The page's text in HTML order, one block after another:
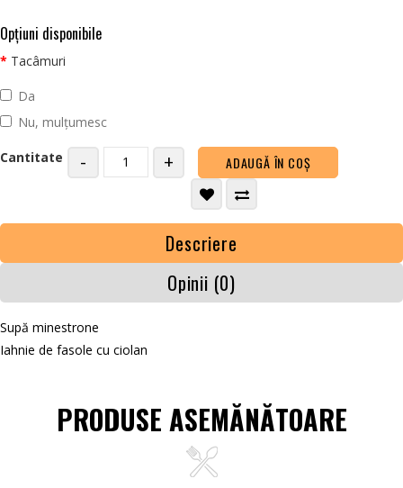
Opţiuni disponibile
Tacâmuri
Da
Nu, mulțumesc
Cantitate - + ADAUGĂ ÎN COŞ
Descriere
Opinii (0)
Supă minestrone
Iahnie de fasole cu ciolan
PRODUSE ASEMĂNĂTOARE